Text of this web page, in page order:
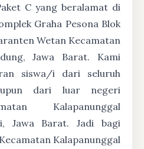
C yang beralamat di
Graha Pesona Blok
Wetan Kecamatan
Jawa Barat. Kami
siswa/i dari seluruh
dari luar negeri
Kalapanunggal
Jawa Barat. Jadi bagi
Kalapanunggal